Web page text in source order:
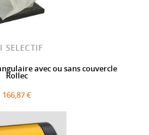
SELECTIF
avec ou sans couvercle
Rollec
166,87 €